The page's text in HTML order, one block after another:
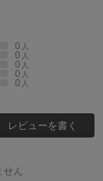
0 人
0 人
0 人
0 人
0 人
レビューを書く
せん